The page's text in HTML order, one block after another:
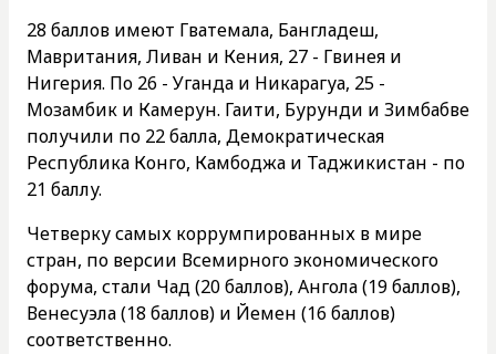
28 баллов имеют Гватемала, Бангладеш,
Мавритания, Ливан и Кения, 27 - Гвинея и
Нигерия. По 26 - Уганда и Никарагуа, 25 -
Мозамбик и Камерун. Гаити, Бурунди и Зимбабве
получили по 22 балла, Демократическая
Республика Конго, Камбоджа и Таджикистан - по
21 баллу.
Четверку самых коррумпированных в мире
стран, по версии Всемирного экономического
форума, стали Чад (20 баллов), Ангола (19 баллов),
Венесуэла (18 баллов) и Йемен (16 баллов)
соответственно.